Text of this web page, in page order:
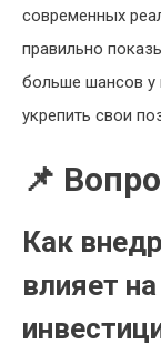
современных
правильно
больше шансов у
укрепить свои
📌
Как
влияет